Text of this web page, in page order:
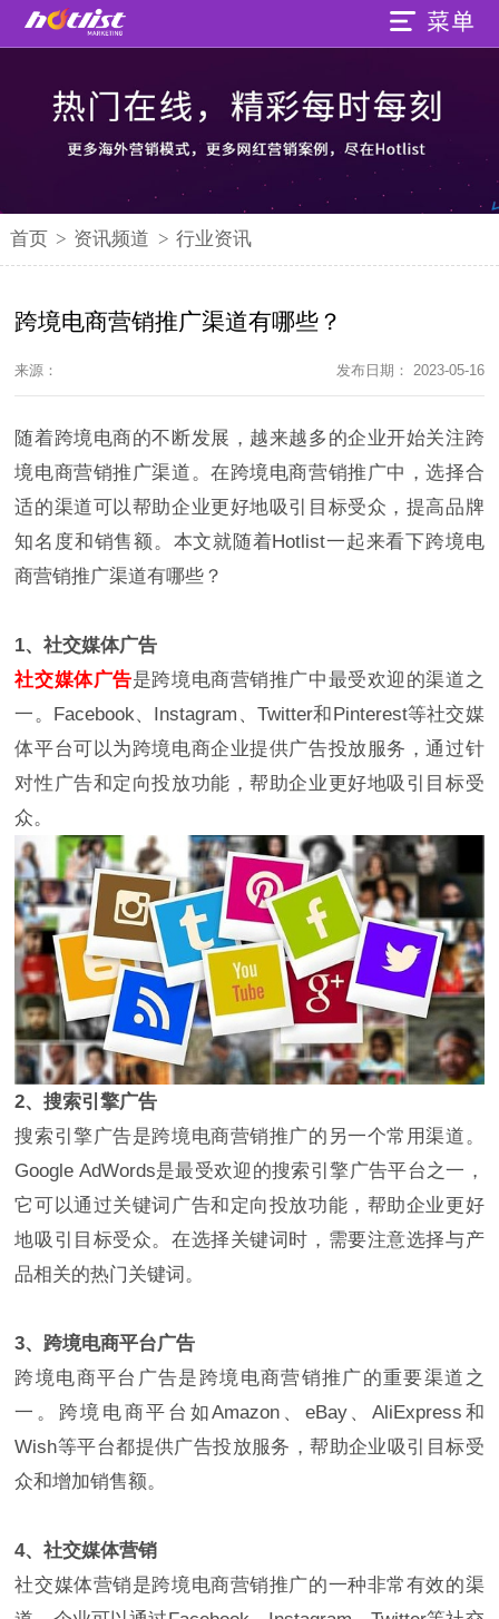
首页 > 资讯频道 > 行业资讯
跨境电商营销推广渠道有哪些？
来源： 发布日期： 2023-05-16
随着跨境电商的不断发展，越来越多的企业开始关注跨
境电商营销推广渠道。在跨境电商营销推广中，选择合
适的渠道可以帮助企业更好地吸引目标受众，提高品牌
知名度和销售额。本文就随着Hotlist一起来看下跨境电
商营销推广渠道有哪些？
1、社交媒体广告
社交媒体广告是跨境电商营销推广中最受欢迎的渠道之
一。Facebook、Instagram、Twitter和Pinterest等社交媒
体平台可以为跨境电商企业提供广告投放服务，通过针
对性广告和定向投放功能，帮助企业更好地吸引目标受
众。
2、搜索引擎广告
搜索引擎广告是跨境电商营销推广的另一个常用渠道。
Google AdWords是最受欢迎的搜索引擎广告平台之一，
它可以通过关键词广告和定向投放功能，帮助企业更好
地吸引目标受众。在选择关键词时，需要注意选择与产
品相关的热门关键词。
3、跨境电商平台广告
跨境电商平台广告是跨境电商营销推广的重要渠道之
一。跨境电商平台如Amazon、eBay、AliExpress和
Wish等平台都提供广告投放服务，帮助企业吸引目标受
众和增加销售额。
4、社交媒体营销
社交媒体营销是跨境电商营销推广的一种非常有效的渠